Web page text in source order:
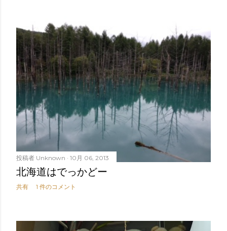
投稿者 Unknown 10月 06, 2013
北海道はでっかどー
共有 1 件のコメント